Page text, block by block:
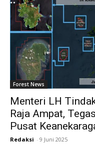
Forest News
Menteri LH
Raja Ampat,
Pusat
Redaksi - 9 Juni 2025